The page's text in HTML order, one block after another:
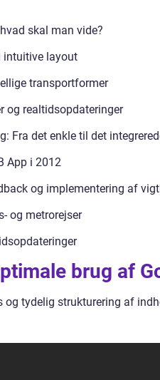
skal man vide?
intuitive layout
transportformer
og realtidsopdateringer
Fra det enkle til det
App i 2012
og implementering af
og metrorejser
brug af
og tydelig strukturering af